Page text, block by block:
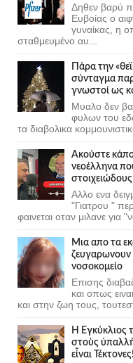
Δηθεν βαρύ
Ευβοίας ο
γυναίκας, η
σταθμευμένο αυ...
Πάρα την
σύνταγμα
γνωστοί ως
Μυαλο δεν
φυλων του
τα διαβολικα
Ακούστε
νεοέλληνα
Αλλο ενα
"Γιατρου "
φαινεται οταν μιλανε για
Μια απο τα
ζευγαρωνουν
νοσοκομείο
Επισης
και οπως
και στην ζωη τους,
Ἡ Ἐγκύκλιος
στοὺς
εἶναι Τέκτονες!